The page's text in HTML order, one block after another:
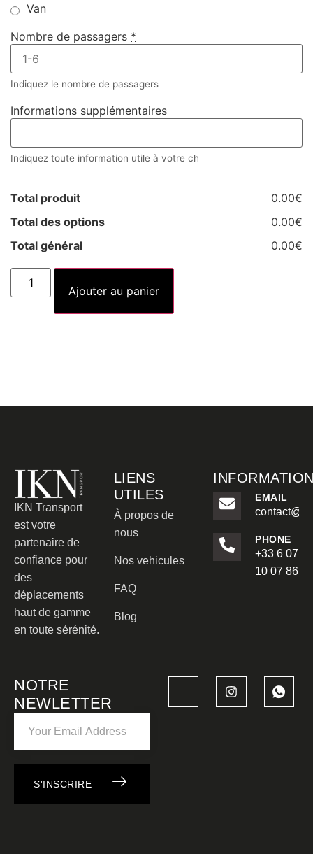
Van
Nombre de passagers *
Indiquez le nombre de passagers
Informations supplémentaires
Indiquez toute information utile à votre ch
Total produit
0.00€
Total des options
0.00€
Total général
0.00€
Ajouter au panier
IKN Transport
est votre
partenaire de
confiance pour
des
déplacements
haut de gamme
en toute sérénité.
LIENS
UTILES
À propos de
nous
Nos vehicules
FAQ
Blog
EMAIL
PHONE
+33 6 07
10 07 86
NOTRE
NEWLETTER
S'INSCRIRE